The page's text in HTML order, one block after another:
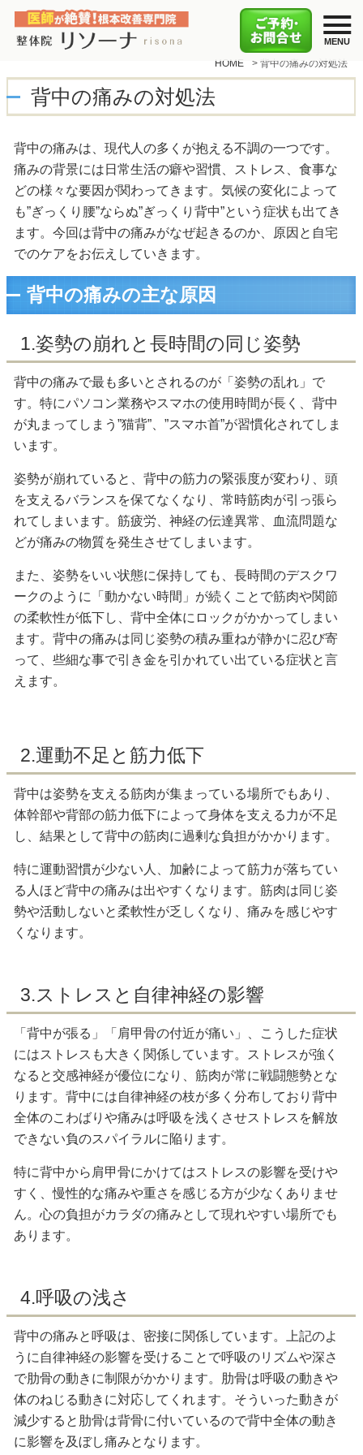
HOME >背中の痛みの対処法
背中の痛みの対処法
背中の痛みは、現代人の多くが抱える不調の一つです。
痛みの背景には日常生活の癖や習慣、ストレス、食事な
どの様々な要因が関わってきます。気候の変化によって
も”ぎっくり腰”ならぬ”ぎっくり背中”という症状も出てき
ます。今回は背中の痛みがなぜ起きるのか、原因と自宅
でのケアをお伝えしていきます。
背中の痛みの主な原因
1.姿勢の崩れと長時間の同じ姿勢
背中の痛みで最も多いとされるのが「姿勢の乱れ」で
す。特にパソコン業務やスマホの使用時間が長く、背中
が丸まってしまう”猫背”、”スマホ首”が習慣化されてしま
います。
姿勢が崩れていると、背中の筋力の緊張度が変わり、頭
を支えるバランスを保てなくなり、常時筋肉が引っ張ら
れてしまいます。筋疲労、神経の伝達異常、血流問題な
どが痛みの物質を発生させてしまいます。
また、姿勢をいい状態に保持しても、長時間のデスクワ
ークのように「動かない時間」が続くことで筋肉や関節
の柔軟性が低下し、背中全体にロックがかかってしまい
ます。背中の痛みは同じ姿勢の積み重ねが静かに忍び寄
って、些細な事で引き金を引かれてい出ている症状と言
えます。
2.運動不足と筋力低下
背中は姿勢を支える筋肉が集まっている場所でもあり、
体幹部や背部の筋力低下によって身体を支える力が不足
し、結果として背中の筋肉に過剰な負担がかかります。
特に運動習慣が少ない人、加齢によって筋力が落ちてい
る人ほど背中の痛みは出やすくなります。筋肉は同じ姿
勢や活動しないと柔軟性が乏しくなり、痛みを感じやす
くなります。
3.ストレスと自律神経の影響
「背中が張る」「肩甲骨の付近が痛い」、こうした症状
にはストレスも大きく関係しています。ストレスが強く
なると交感神経が優位になり、筋肉が常に戦闘態勢とな
ります。背中には自律神経の枝が多く分布しており背中
全体のこわばりや痛みは呼吸を浅くさせストレスを解放
できない負のスパイラルに陥ります。
特に背中から肩甲骨にかけてはストレスの影響を受けや
すく、慢性的な痛みや重さを感じる方が少なくありませ
ん。心の負担がカラダの痛みとして現れやすい場所でも
あります。
4.呼吸の浅さ
背中の痛みと呼吸は、密接に関係しています。上記のよ
うに自律神経の影響を受けることで呼吸のリズムや深さ
で肋骨の動きに制限がかかります。肋骨は呼吸の動きや
体のねじる動きに対応してくれます。そういった動きが
減少すると肋骨は背骨に付いているので背中全体の動き
に影響を及ぼし痛みとなります。